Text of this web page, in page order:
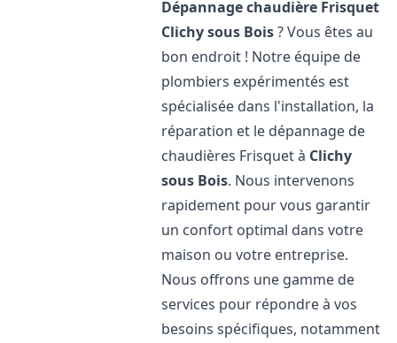
Dépannage chaudière Frisquet
Clichy sous Bois? Vous êtes au
bon endroit ! Notre équipe de
plombiers expérimentés est
spécialisée dans l'installation, la
réparation et le dépannage de
chaudières Frisquet à Clichy
sous Bois. Nous intervenons
rapidement pour vous garantir
un confort optimal dans votre
maison ou votre entreprise.
Nous offrons une gamme de
services pour répondre à vos
besoins spécifiques, notamment